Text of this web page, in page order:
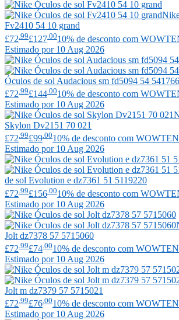
Fv2410 54 10 grand
£72 .99£127 .0010% de desconto com
Estimado por 10 Aug 2026
Óculos de sol Audacious sm fd5094 54
£72 .99£144 .0010% de desconto com
Estimado por 10 Aug 2026
Skylon Dv2151 70 021
£72.99£99.0010% de desconto com
Estimado por 10 Aug 2026
de sol Evolution e dz7361 51 5119220
£72 .99£156 .0010% de desconto com
Estimado por 10 Aug 2026
Jolt dz7378 57 5715060
£72 .99£74 .0010% de desconto com
Estimado por 10 Aug 2026
Jolt m dz7379 57 5715021
£72.99£76.0010% de desconto com
Estimado por 10 Aug 2026